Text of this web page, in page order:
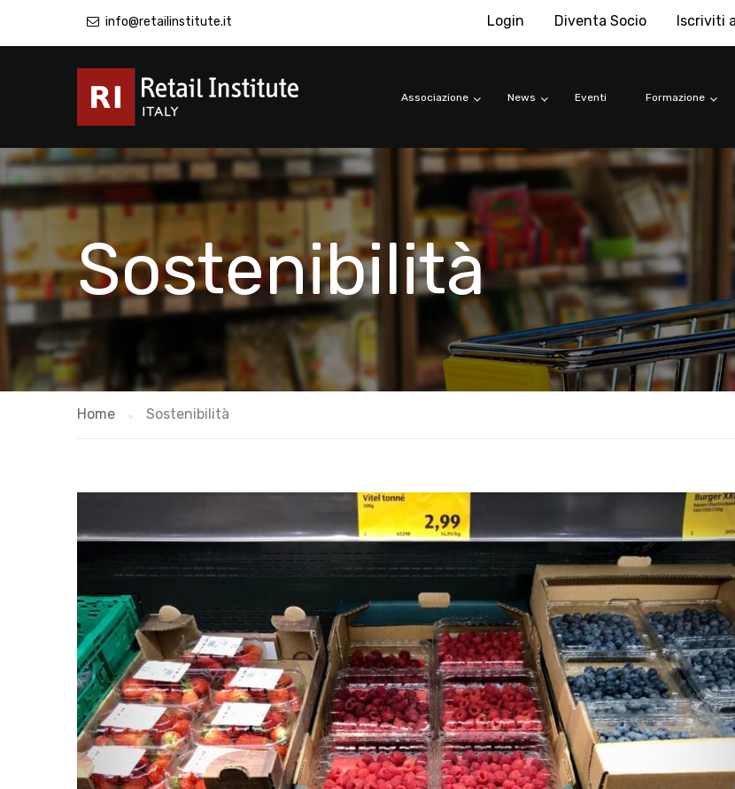
info@retailinstitute.it Login Diventa Socio Iscriviti
Associazione News Eventi Formazione
Sostenibilità
Home Sostenibilità